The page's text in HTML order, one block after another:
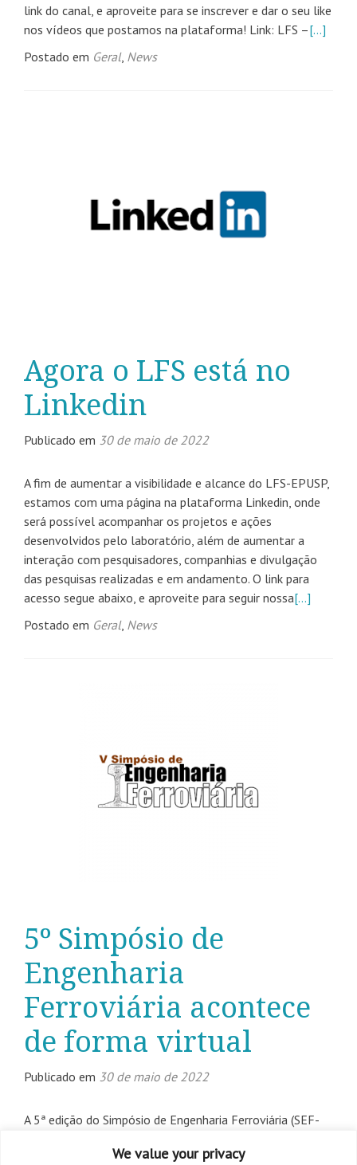
We value your privacy
link do canal, e aproveite para se inscrever e dar o seu like
nos vídeos que postamos na plataforma! Link: LFS –[…]
Postado em Geral, News
Agora o LFS está no
Linkedin
Publicado em 30 de maio de 2022
A fim de aumentar a visibilidade e alcance do LFS-EPUSP,
estamos com uma página na plataforma Linkedin, onde
será possível acompanhar os projetos e ações
desenvolvidos pelo laboratório, além de aumentar a
interação com pesquisadores, companhias e divulgação
das pesquisas realizadas e em andamento. O link para
acesso segue abaixo, e aproveite para seguir nossa[…]
Postado em Geral, News
5º Simpósio de
Engenharia
Ferroviária acontece
de forma virtual
Publicado em 30 de maio de 2022
A 5ª edição do Simpósio de Engenharia Ferroviária (SEF-
de forma virtual. O evento é organizado pela Unicamp,